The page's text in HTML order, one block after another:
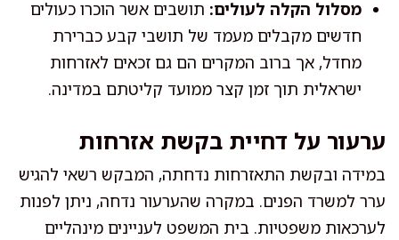
מסלול הקלה לעולים: תושבים אשר הוכרו כעולים
חדשים מקבלים מעמד של תושבי קבע כברירת
מחדל, אך ברוב המקרים הם גם זכאים לאזרחות
ישראלית תוך זמן קצר ממועד קליטתם במדינה.
ערעור על דחיית בקשת אזרחות
במידה ובקשת התאזרחות נדחתה, המבקש רשאי להגיש
ערר למשרד הפנים. במקרה שהערעור נדחה, ניתן לפנות
לערכאות משפטיות. בית המשפט לעניינים מינהליים